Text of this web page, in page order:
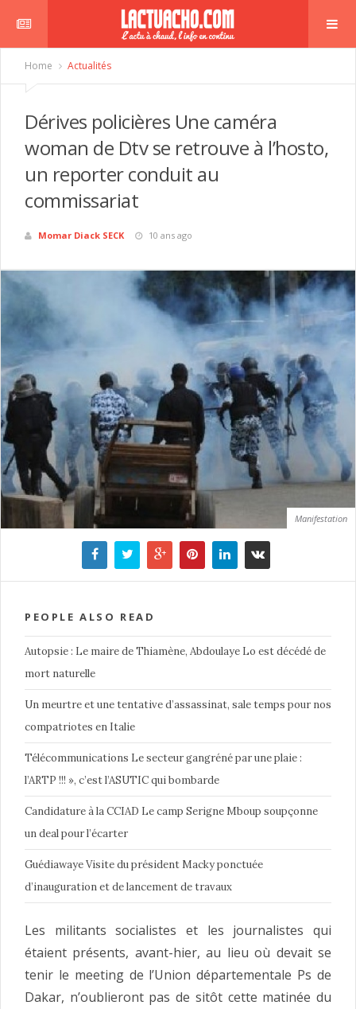
Home Actualités
Dérives policières Une caméra
woman de Dtv se retrouve à l’hosto,
un reporter conduit au
commissariat
Momar Diack SECK 10 ans ago
Manifestation
PEOPLE ALSO READ
Autopsie : Le maire de Thiamène, Abdoulaye Lo est décédé de
mort naturelle
Un meurtre et une tentative d’assassinat, sale temps pour nos
compatriotes en Italie
Télécommunications Le secteur gangréné par une plaie :
l’ARTP !!! », c’est l’ASUTIC qui bombarde
Candidature à la CCIAD Le camp Serigne Mboup soupçonne
un deal pour l’écarter
Guédiawaye Visite du président Macky ponctuée
d’inauguration et de lancement de travaux
Les militants socialistes et les journalistes qui
étaient présents, avant-hier, au lieu où devait se
tenir le meeting de l’Union départementale Ps de
Dakar, n’oublieront pas de sitôt cette matinée du